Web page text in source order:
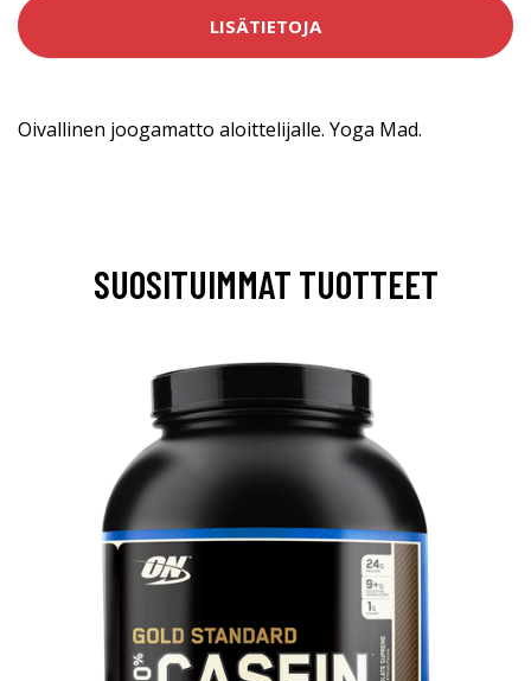
LISÄTIETOJA
Oivallinen joogamatto aloittelijalle. Yoga Mad.
SUOSITUIMMAT TUOTTEET